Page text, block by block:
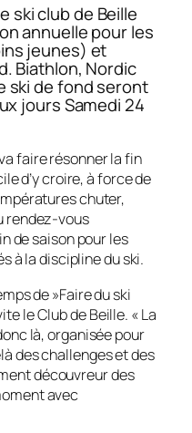
ski club de Beille
annuelle pour les
jeunes) et
Biathlon, Nordic
ski de fond seront
jours Samedi 24
faire résonner la fin
d’y croire, à force de
chuter,
rendez-vous
de saison pour les
à la discipline du ski.
de »Faire du ski
le Club de Beille. « La
là, organisée pour
des challenges et des
découvreur des
avec